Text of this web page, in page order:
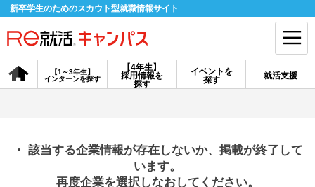
新卒学生のためのスカウト型就職情報サイト
【4年生】
採用情報を
探す
【1～3年生】
インターンを探す
イベントを
探す
就活支援
会員登録 ログイン
探す
・ 該当する企業情報が存在しないか、掲載が終了して
います。
再度企業を選択しなおしてください。